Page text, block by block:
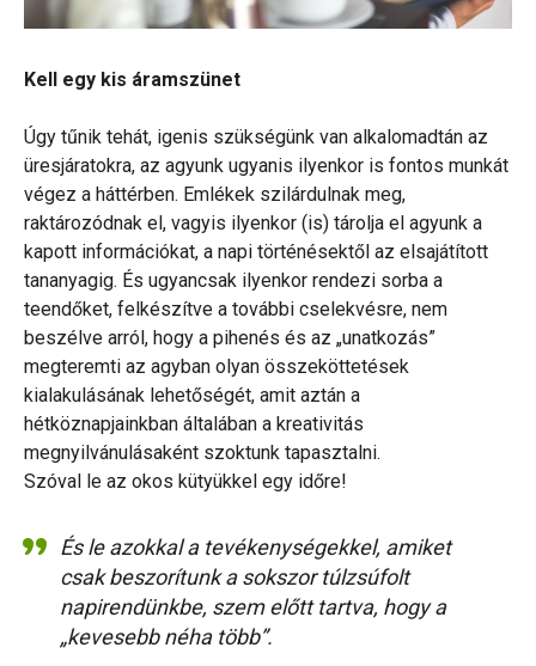
Kell egy kis áramszünet
Úgy tűnik tehát, igenis szükségünk van alkalomadtán az
üresjáratokra, az agyunk ugyanis ilyenkor is fontos munkát
végez a háttérben. Emlékek szilárdulnak meg,
raktározódnak el, vagyis ilyenkor (is) tárolja el agyunk a
kapott információkat, a napi történésektől az elsajátított
tananyagig. És ugyancsak ilyenkor rendezi sorba a
teendőket, felkészítve a további cselekvésre, nem
beszélve arról, hogy a pihenés és az „unatkozás”
megteremti az agyban olyan összeköttetések
kialakulásának lehetőségét, amit aztán a
hétköznapjainkban általában a kreativitás
megnyilvánulásaként szoktunk tapasztalni.
Szóval le az okos kütyükkel egy időre!
És le azokkal a tevékenységekkel, amiket
csak beszorítunk a sokszor túlzsúfolt
napirendünkbe, szem előtt tartva, hogy a
„kevesebb néha több”.